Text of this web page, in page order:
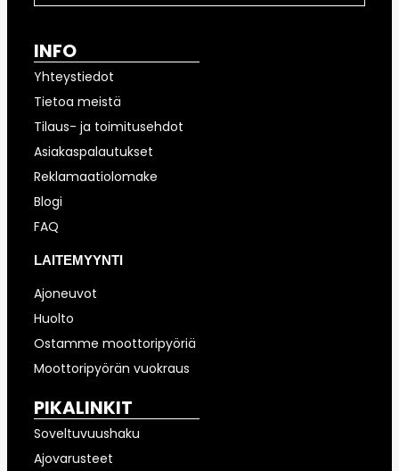
INFO
Yhteystiedot
Tietoa meistä
Tilaus- ja toimitusehdot
Asiakaspalautukset
Reklamaatiolomake
Blogi
FAQ
LAITEMYYNTI
Ajoneuvot
Huolto
Ostamme moottoripyöriä
Moottoripyörän vuokraus
PIKALINKIT
Soveltuvuushaku
Ajovarusteet